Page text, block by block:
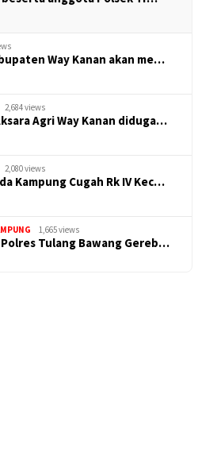
Way Kanan akan me…
2,684 views
Agri Way Kanan diduga…
2,080 views
Kampung Cugah Rk IV Kec…
1,665 views
Tulang Bawang Gereb…